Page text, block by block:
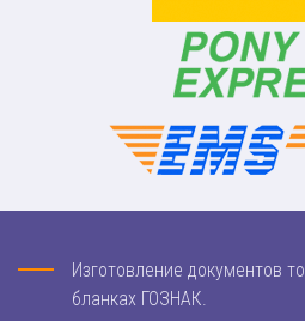
Изготовление документов
бланках ГОЗНАК.